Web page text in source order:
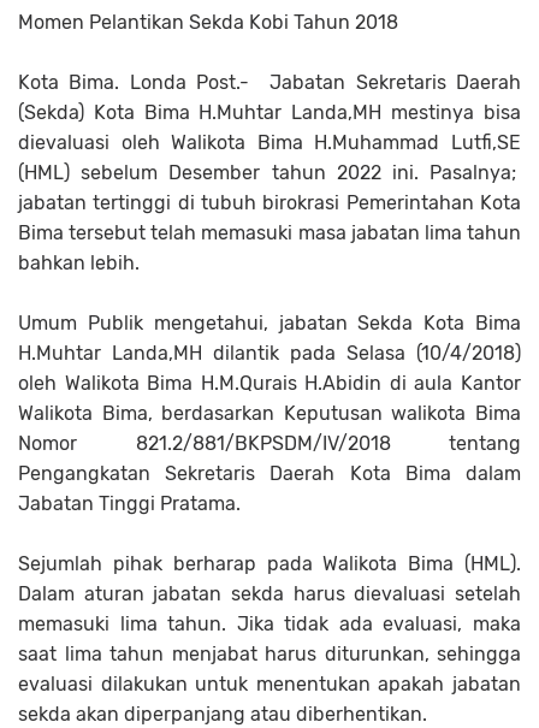
Momen Pelantikan Sekda Kobi Tahun 2018
Kota Bima. Londa Post.- Jabatan Sekretaris Daerah
(Sekda) Kota Bima H.Muhtar Landa,MH mestinya bisa
dievaluasi oleh Walikota Bima H.Muhammad Lutfi,SE
(HML) sebelum Desember tahun 2022 ini. Pasalnya;
jabatan tertinggi di tubuh birokrasi Pemerintahan Kota
Bima tersebut telah memasuki masa jabatan lima tahun
bahkan lebih.
Umum Publik mengetahui, jabatan Sekda Kota Bima
H.Muhtar Landa,MH dilantik pada Selasa (10/4/2018)
oleh Walikota Bima H.M.Qurais H.Abidin di aula Kantor
Walikota Bima, berdasarkan Keputusan walikota Bima
Nomor 821.2/881/BKPSDM/IV/2018 tentang
Pengangkatan Sekretaris Daerah Kota Bima dalam
Jabatan Tinggi Pratama.
Sejumlah pihak berharap pada Walikota Bima (HML).
Dalam aturan jabatan sekda harus dievaluasi setelah
memasuki lima tahun. Jika tidak ada evaluasi, maka
saat lima tahun menjabat harus diturunkan, sehingga
evaluasi dilakukan untuk menentukan apakah jabatan
sekda akan diperpanjang atau diberhentikan.